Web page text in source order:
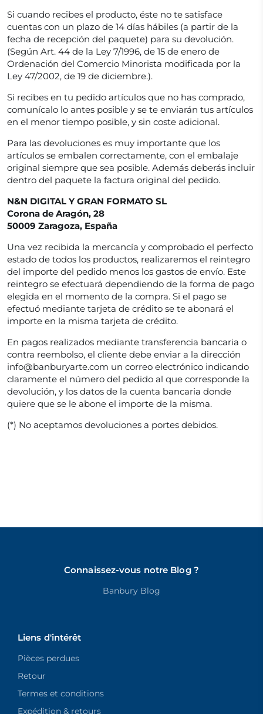
Si cuando recibes el producto, éste no te satisface
cuentas con un plazo de 14 días hábiles (a partir de la
fecha de recepción del paquete) para su devolución.
(Según Art. 44 de la Ley 7/1996, de 15 de enero de
Ordenación del Comercio Minorista modificada por la
Ley 47/2002, de 19 de diciembre.).
Si recibes en tu pedido artículos que no has comprado,
comunícalo lo antes posible y se te enviarán tus artículos
en el menor tiempo posible, y sin coste adicional.
Para las devoluciones es muy importante que los
artículos se embalen correctamente, con el embalaje
original siempre que sea posible. Además deberás incluir
dentro del paquete la factura original del pedido.
N&N DIGITAL Y GRAN FORMATO SL
Corona de Aragón, 28
50009 Zaragoza, España
Una vez recibida la mercancía y comprobado el perfecto
estado de todos los productos, realizaremos el reintegro
del importe del pedido menos los gastos de envío. Este
reintegro se efectuará dependiendo de la forma de pago
elegida en el momento de la compra. Si el pago se
efectuó mediante tarjeta de crédito se te abonará el
importe en la misma tarjeta de crédito.
En pagos realizados mediante transferencia bancaria o
contra reembolso, el cliente debe enviar a la dirección
info@banburyarte.com un correo electrónico indicando
claramente el número del pedido al que corresponde la
devolución, y los datos de la cuenta bancaria donde
quiere que se le abone el importe de la misma.
(*) No aceptamos devoluciones a portes debidos.
Connaissez-vous notre Blog ?
Banbury Blog
Liens d'intérêt
Pièces perdues
Retour
Termes et conditions
Expédition & retours